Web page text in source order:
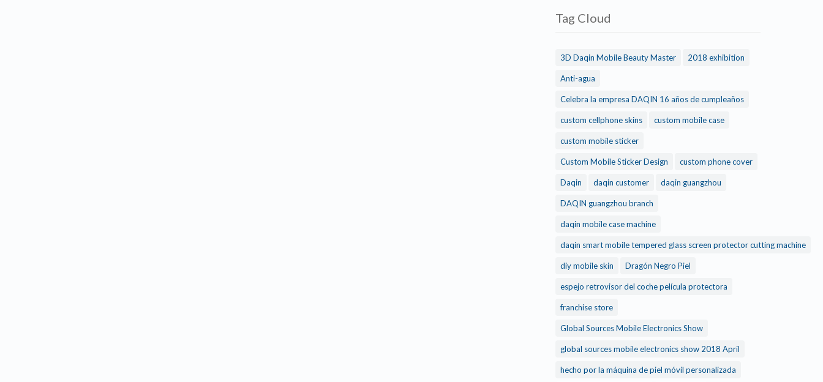
Tag Cloud
3D Daqin Mobile Beauty Master 2018 exhibition
Anti-agua
Celebra la empresa DAQIN 16 años de cumpleaños
custom cellphone skins custom mobile case
custom mobile sticker
Custom Mobile Sticker Design custom phone cover
Daqin daqin customer daqin guangzhou
DAQIN guangzhou branch
daqin mobile case machine
daqin smart mobile tempered glass screen protector cutting machine
diy mobile skin Dragón Negro Piel
espejo retrovisor del coche película protectora
franchise store
Global Sources Mobile Electronics Show
global sources mobile electronics show 2018 April
hecho por la máquina de piel móvil personalizada